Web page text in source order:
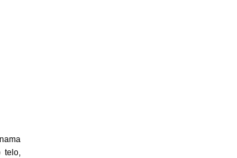
telo,